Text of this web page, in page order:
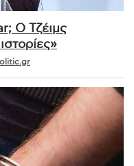
Ο Τζέιμς